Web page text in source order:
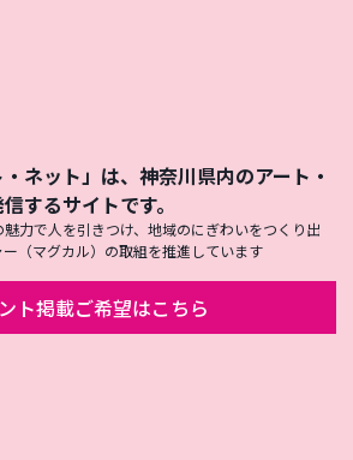
・ネット」は、神奈川県内のアート・
するサイトです。
力で人を引きつけ、地域のにぎわいをつくり出
（マグカル）の取組を推進しています
ト掲載ご希望はこちら